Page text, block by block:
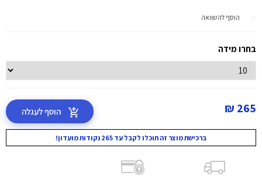
הוסף להשוואה
בחרו מידה
265 ₪ הוסף לעגלה
ברכישת מוצר זה תוכלו לקבל עד 265 נקודות מועדון!